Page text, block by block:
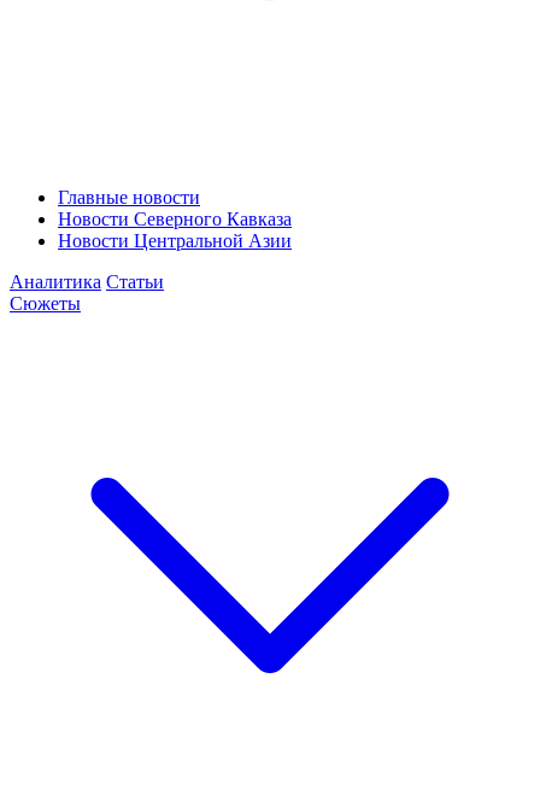
Главные новости
Новости Северного Кавказа
Новости Центральной Азии
Аналитика Статьи
Сюжеты